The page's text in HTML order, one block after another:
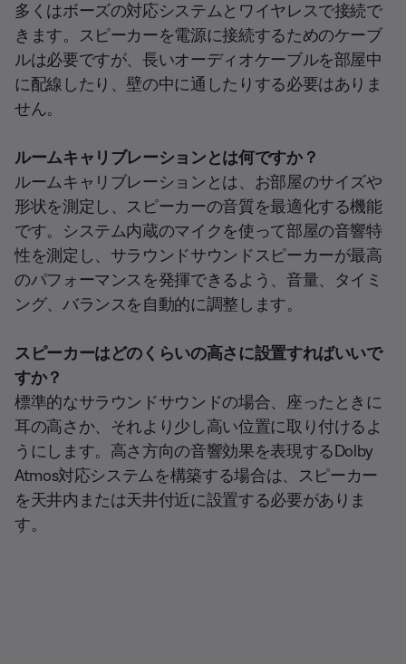
多くはボーズの対応システムとワイヤレスで接続で
きます。スピーカーを電源に接続するためのケーブ
ルは必要ですが、長いオーディオケーブルを部屋中
に配線したり、壁の中に通したりする必要はありま
せん。
ルームキャリブレーションとは何ですか？
ルームキャリブレーションとは、お部屋のサイズや
形状を測定し、スピーカーの音質を最適化する機能
です。システム内蔵のマイクを使って部屋の音響特
性を測定し、サラウンドサウンドスピーカーが最高
のパフォーマンスを発揮できるよう、音量、タイミ
ング、バランスを自動的に調整します。
スピーカーはどのくらいの高さに設置すればいいで
すか？
標準的なサラウンドサウンドの場合、座ったときに
耳の高さか、それより少し高い位置に取り付けるよ
うにします。高さ方向の音響効果を表現するDolby
Atmos対応システムを構築する場合は、スピーカー
を天井内または天井付近に設置する必要がありま
す。